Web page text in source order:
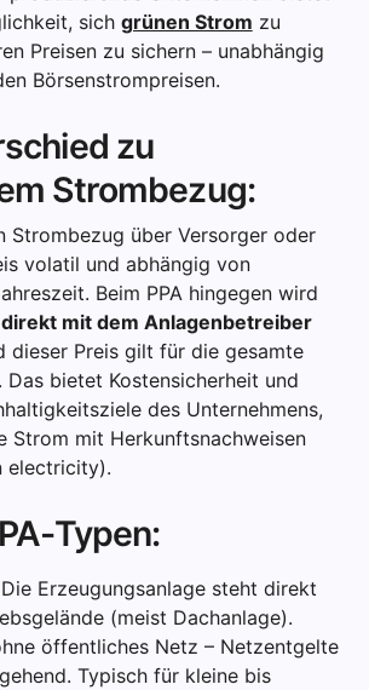
sich grünen Strom zu
Preisen zu sichern – unabhängig
Börsenstrompreisen.
zu
Strombezug:
Strombezug über Versorger oder
volatil und abhängig von
Beim PPA hingegen wird
mit dem Anlagenbetreiber
dieser Preis gilt für die gesamte
bietet Kostensicherheit und
des Unternehmens,
Strom mit Herkunftsnachweisen
electricity).
Typen:
Die Erzeugungsanlage steht direkt
(meist Dachanlage).
öffentliches Netz – Netzentgelte
Typisch für kleine bis